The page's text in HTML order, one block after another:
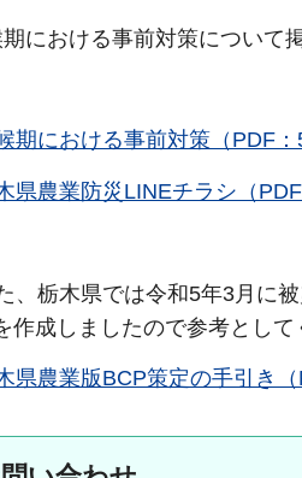
における事前対策について
期における事前対策（PDF：
県農業防災LINEチラシ（PDF
栃木県では令和5年3月に被
作成しましたので参考として
県農業版BCP策定の手引き（